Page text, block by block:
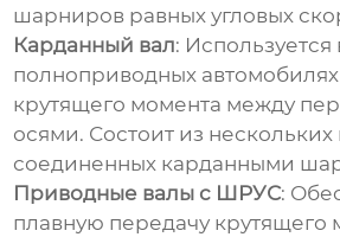
шарниров равных угловых
Карданный вал: Используется
полноприводных
крутящего момента между
осями. Состоит из нескольких
соединенных карданными
Приводные валы с ШРУС:
плавную передачу крутящего